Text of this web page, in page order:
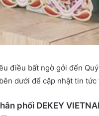
điều bất ngờ gởi đến
dưới để cập nhật tin
phối DEKEY